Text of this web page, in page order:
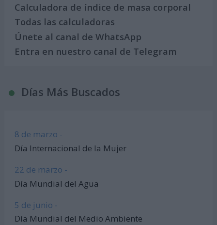
Calculadora de índice de masa corporal
Todas las calculadoras
Únete al canal de WhatsApp
Entra en nuestro canal de Telegram
Días Más Buscados
8 de marzo -
Día Internacional de la Mujer
22 de marzo -
Día Mundial del Agua
5 de junio -
Día Mundial del Medio Ambiente